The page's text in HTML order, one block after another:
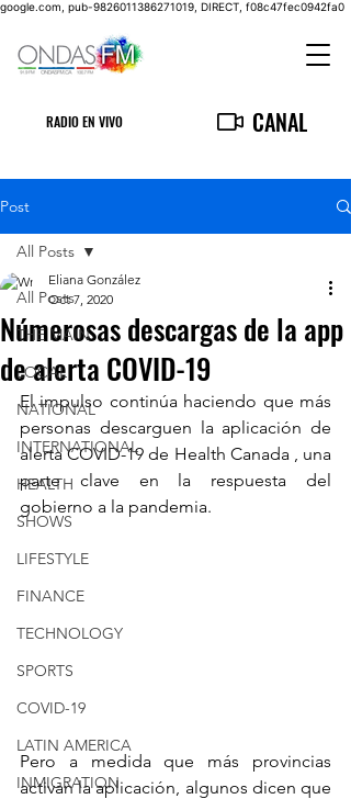
google.com, pub-9826011386271019, DIRECT, f08c47fec0942fa0
RADIO EN VIVO CANAL
Post
All Posts
THE MAIN
LOCAL
NATIONAL
INTERNATIONAL
HEALTH
SHOWS
LIFESTYLE
FINANCE
TECHNOLOGY
SPORTS
COVID-19
LATIN AMERICA
INMIGRATION
All Posts
Númerosas descargas de la app
de alerta COVID-19
Eliana González
Oct 7, 2020
El impulso continúa haciendo que más
personas descarguen la aplicación de
alerta COVID-19 de Health Canada , una
parte clave en la respuesta del
gobierno a la pandemia.
Pero a medida que más provincias
activan la aplicación, algunos dicen que